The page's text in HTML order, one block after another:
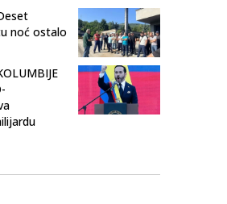
noć ostalo